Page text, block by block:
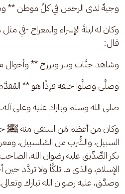
وجيهٌ لدى الرحمن في كلِّ موطن **
وكان له ليلةَ الإسراء والمعراج -في
قال:
وشاهد جنَّات ونار وبرزخ ** وأحوال
وصلَّى وصلَّوا خلفه فإذًا هو **
صلى الله وسلم وبارك عليه وعلى آله..
وكان من أعظم مَن استقى منه ﷺ
السبيل، والشُّرب من السَّلسبيل،
بكر الصِّدِّيق عليه رضوان الله،
الإسلام، والذي ما تلكَّأ ولا تردَّد حين
وصدَّق، عليه رضوان الله تبارك وتعالى.